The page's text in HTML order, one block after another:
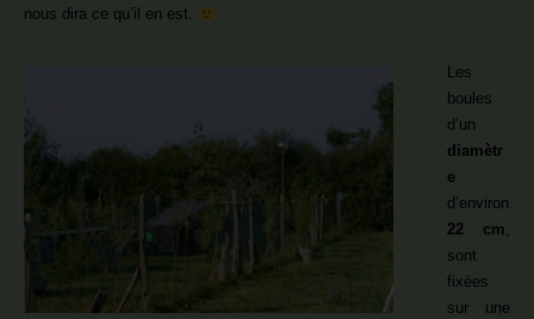
nous dira ce qu’il en est.
Les
boules
d’un
diamètr
e
d’environ
22 cm,
sont
fixées
sur une